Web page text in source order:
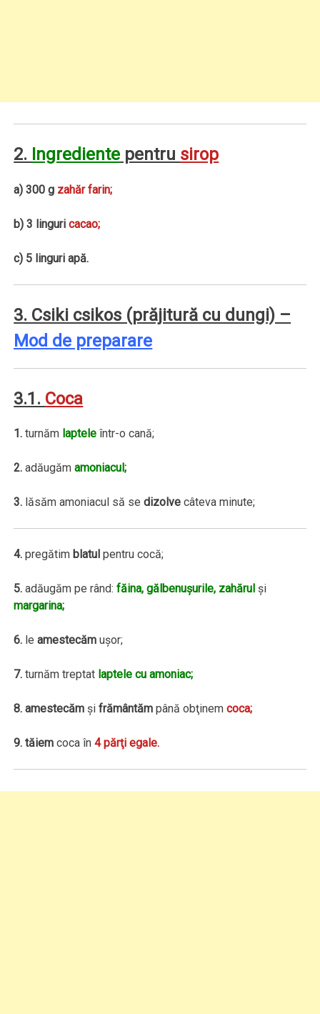
2. Ingrediente pentru sirop
a) 300 g zahăr farin;
b) 3 linguricacao;
c) 5 linguri apă.
3. Csiki csikos (prăjitură cu dungi) –
Mod de preparare
3.1. Coca
1. turnăm laptele într-o cană;
2. adăugămamoniacul;
3. lăsăm amoniacul să sedizolve câteva minute;
4. pregătim blatul pentru cocă;
5. adăugăm pe rând:făina, gălbenuşurile, zahărul şi
margarina;
6. leamestecăm uşor;
7. turnăm treptat laptele cu amoniac;
8. amestecăm şifrământăm până obţinemcoca;
9. tăiem coca în4 părţi egale.